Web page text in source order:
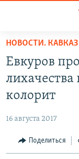
упрощенного
доступа
основному
Вернутся
ПОДКАСТЫ
МНЕНИЯ
КУЛЬТУРА
НОВОСТИ. КАВКАЗ
Евкуров
колорит
16 августа 2017
Поделиться